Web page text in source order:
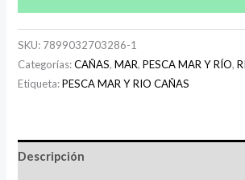
SKU: 7899032703286-1
Categorías:CAÑAS,MAR,PESCA MAR Y RÍO,
Etiqueta:PESCA MAR Y RIO CAÑAS
Descripción